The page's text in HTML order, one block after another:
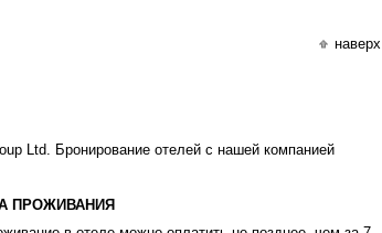
наверх
Ltd. Бронирование отелей с нашей компанией
ПРОЖИВАНИЯ